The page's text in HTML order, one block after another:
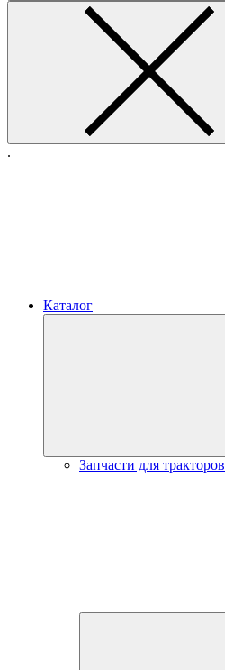
.
Каталог
Запчасти для тракторов